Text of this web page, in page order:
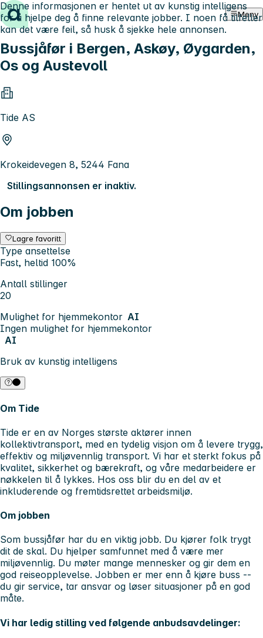
Hopp til innhold Meny
Bussjåfør i Bergen, Askøy, Øygarden,
Os og Austevoll
Tide AS
Krokeidevegen 8, 5244 Fana
Stillingsannonsen er inaktiv.
Om jobben
Lagre favoritt
Type ansettelse
Fast, heltid 100%
Antall stillinger
20
Mulighet for hjemmekontor AI
Ingen mulighet for hjemmekontor
AI
Bruk av kunstig intelligens
Denne informasjonen er hentet ut av kunstig intelligens
for å hjelpe deg å finne relevante jobber. I noen få tilfeller
kan det være feil, så husk å sjekke hele annonsen.
Om Tide
Tide er en av Norges største aktører innen
kollektivtransport, med en tydelig visjon om å levere trygg,
effektiv og miljøvennlig transport. Vi har et sterkt fokus på
kvalitet, sikkerhet og bærekraft, og våre medarbeidere er
nøkkelen til å lykkes. Hos oss blir du en del av et
inkluderende og fremtidsrettet arbeidsmiljø.
Om jobben
Som bussjåfør har du en viktig jobb. Du kjører folk trygt
dit de skal. Du hjelper samfunnet med å være mer
miljøvennlig. Du møter mange mennesker og gir dem en
god reiseopplevelse. Jobben er mer enn å kjøre buss --
du gir service, tar ansvar og løser situasjoner på en god
måte.
Vi har ledig stilling ved følgende anbudsavdelinger: